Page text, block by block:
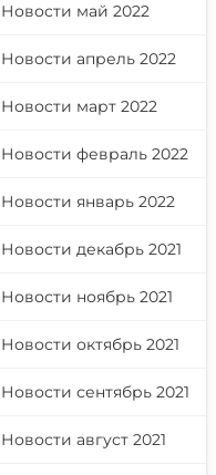
Новости май 2022
Новости апрель 2022
Новости март 2022
Новости февраль 2022
Новости январь 2022
Новости декабрь 2021
Новости ноябрь 2021
Новости октябрь 2021
Новости сентябрь 2021
Новости август 2021